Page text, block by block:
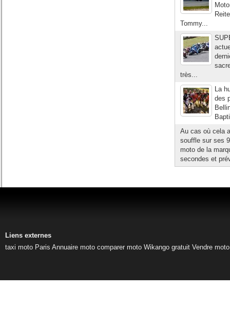
Tommy...
très...
La
des
Au cas où cela
souffle sur ses
moto de la
secondes et
Liens externes
taxi moto Paris Annuaire moto comparer moto Wikango gratuit Vendre moto